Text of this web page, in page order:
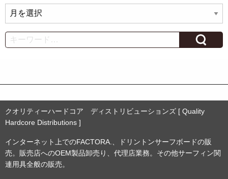
ー
カ
イ
Search
クオリティーハードコア ディストリビューションズ [ Quality
Hardcore Distributions ]
インターネット上でのFACTORA.、ドリントンサーフボードの販
売。販売店へのOEM製品卸売り、代理店業務。その他サーフィン関
連用具全般の販売。